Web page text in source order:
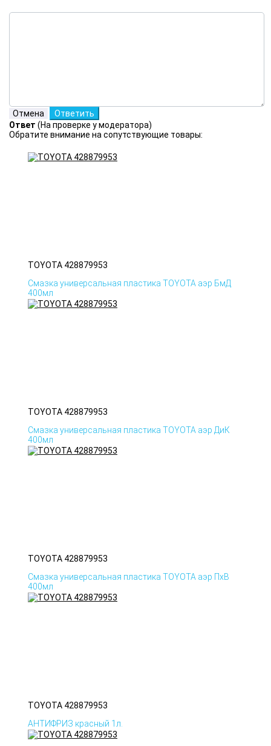
Ответ (На проверке у модератора)
Обратите внимание на сопутствующие товары:
TOYOTA 428879953
Смазка универсальная пластика TOYOTA аэр БмД
400мл
TOYOTA 428879953
Смазка универсальная пластика TOYOTA аэр ДиК
400мл
TOYOTA 428879953
Смазка универсальная пластика TOYOTA аэр ПхВ
400мл
TOYOTA 428879953
АНТИФРИЗ красный 1л.